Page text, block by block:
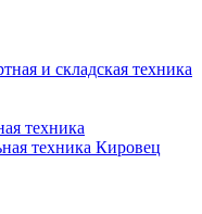
и складская техника
техника
техника Кировец